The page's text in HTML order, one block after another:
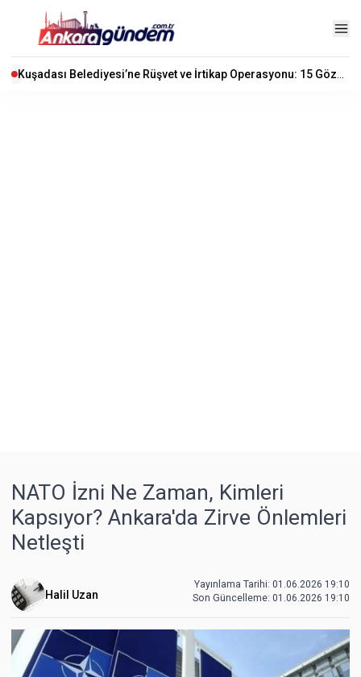
NATO İzni Ne Zaman, Kimleri
Kapsıyor? Ankara'da Zirve Önlemleri
Netleşti
Halil Uzan
Yayınlama Tarihi: 01.06.2026 19:10
Son Güncelleme: 01.06.2026 19:10